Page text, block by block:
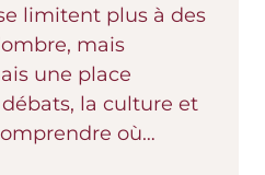
limitent plus à des
mais
une place
la culture et
où…